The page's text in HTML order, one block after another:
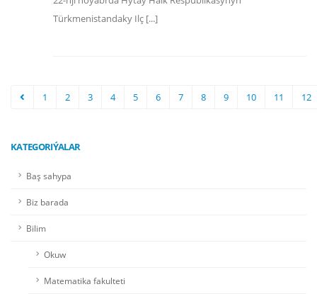
Türkmenistandaky Ilç [...]
1 2 3 4 5 6 7 8 9 10 11 12
KATEGORIÝALAR
Baş sahypa
Biz barada
Bilim
Okuw
Matematika fakulteti